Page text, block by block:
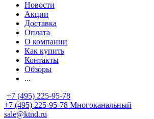
Новости
Акции
Доставка
Оплата
О компании
Как купить
Контакты
Обзоры
...
+7 (495) 225-95-78
+7 (495) 225-95-78 Многоканальный
sale@ktnd.ru